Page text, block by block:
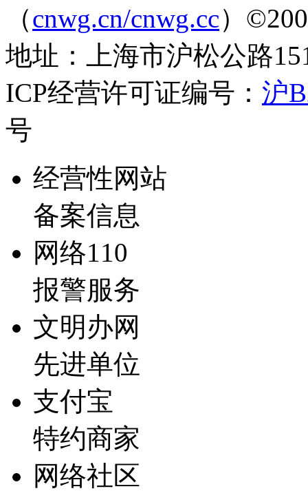
（cnwg.cn/cnwg.cc）
地址：上海市沪松公路
ICP经营许可证编号： 沪
号
经营性网站
备案信息
网络110
报警服务
文明办网
先进单位
支付宝
特约商家
网络社区